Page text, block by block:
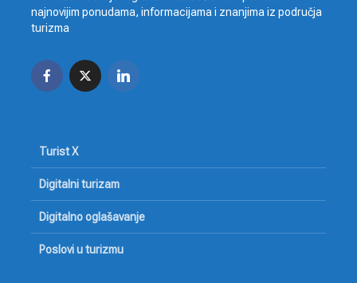
najnovijim ponudama, informacijama i znanjima iz područja
turizma
Turist X
Digitalni turizam
Digitalno oglašavanje
Poslovi u turizmu